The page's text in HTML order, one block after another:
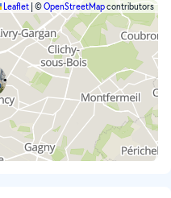
Leaflet ©OpenStreetMapcontributors